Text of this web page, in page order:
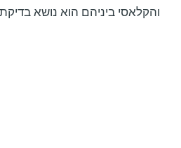
והקלאסי ביניהם הוא נושא